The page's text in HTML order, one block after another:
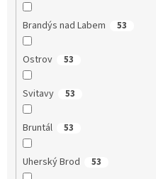
Brandýs nad Labem 53
Ostrov 53
Svitavy 53
Bruntál 53
Uherský Brod 53